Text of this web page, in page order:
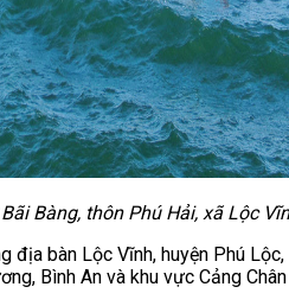
Bàng, thôn Phú Hải, xã Lộc
địa bàn Lộc Vĩnh, huyện Phú
Bình An và khu vực Cảng